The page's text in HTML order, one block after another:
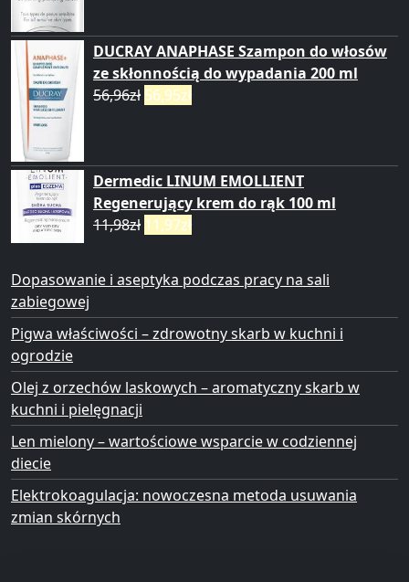
DUCRAY ANAPHASE Szampon do włosów
ze skłonnością do wypadania 200 ml
56,96zł 56,95zł
Dermedic LINUM EMOLLIENT
Regenerujący krem do rąk 100 ml
11,98zł 11,97zł
Dopasowanie i aseptyka podczas pracy na sali
zabiegowej
Pigwa właściwości – zdrowotny skarb w kuchni i
ogrodzie
Olej z orzechów laskowych – aromatyczny skarb w
kuchni i pielęgnacji
Len mielony – wartościowe wsparcie w codziennej
diecie
Elektrokoagulacja: nowoczesna metoda usuwania
zmian skórnych